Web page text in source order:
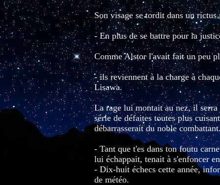
Son visage se tordit dans un rictus
- En plus de se battre pour la
Comme Alstor l'avait fait un peu
- ils reviennent à la charge à
Lisawa.
La rage lui montait au nez, il serra
série de défaites toutes plus
débarrasserait du noble
- Tant que t'es dans ton foutu
lui échappait, tenait à s'enfoncer
- Dix-huit échecs cette année,
de météo.